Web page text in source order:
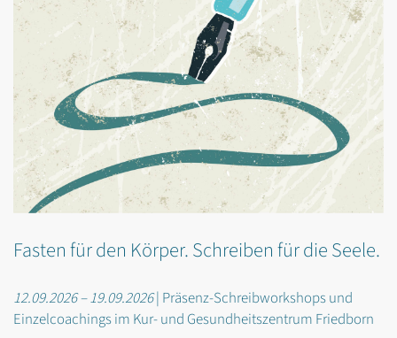
Fasten für den Körper. Schreiben für die Seele.
12.09.2026 – 19.09.2026| Präsenz-Schreibworkshops und
Einzelcoachings im Kur- und Gesundheitszentrum Friedborn